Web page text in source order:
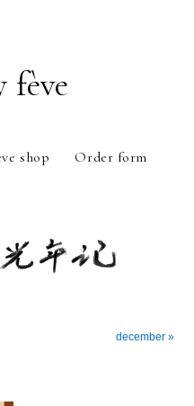
fève
shop Order form
december »